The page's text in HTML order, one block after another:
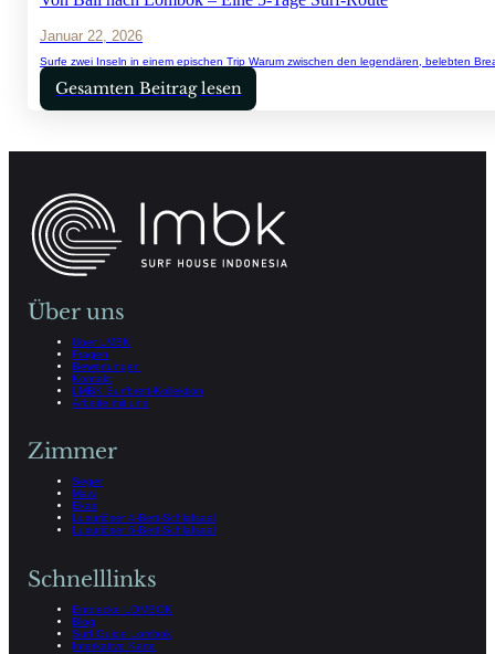
Januar 22, 2026
Surfe zwei Inseln in einem epischen Trip Warum zwischen den legendären, belebten
Gesamten Beitrag lesen
Über uns
Über LMBK
Fragen
Bewertungen
Kontakt
LMBK Surfbrett-Kollektion
Arbeite mit uns
Zimmer
Seger
Mawi
Ekas
Luxuriöser 4-Bett-Schlafsaal
Luxuriöser 6-Bett-Schlafsaal
Schnelllinks
Entdecke LOMBOK
Blog
Surf Guide Lombok
Interkative Karte